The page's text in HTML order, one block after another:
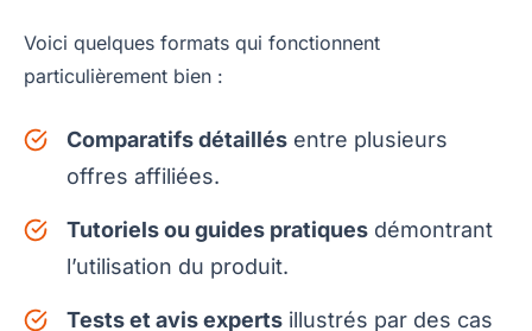
Voici quelques formats qui fonctionnent
particulièrement bien :
Comparatifs détaillés entre plusieurs
offres affiliées.
Tutoriels ou guides pratiques démontrant
l’utilisation du produit.
Tests et avis experts illustrés par des cas